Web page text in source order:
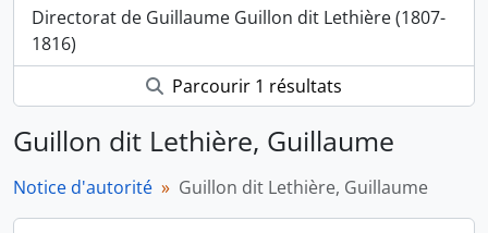
Directorat de Guillaume Guillon dit Lethière (1807-
1816)
Parcourir 1 résultats
Guillon dit Lethière, Guillaume
Notice d'autorité Guillon dit Lethière, Guillaume